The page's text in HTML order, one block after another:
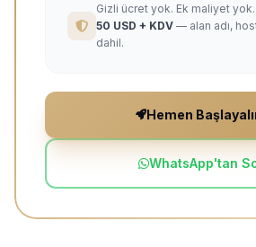
Gizli ücret yok. Ek maliyet
50 USD + KDV — alan adı,
dahil.
Hemen
WhatsApp'tan